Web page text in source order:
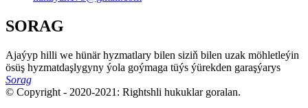
SORAG
Ajaýyp hilli we hünär hyzmatlary bilen siziň bilen uzak möhletleýin
ösüş hyzmatdaşlygyny ýola goýmaga tüýs ýürekden garaşýarys
Sorag
© Copyright - 2020-2021: Rightshli hukuklar goralan.